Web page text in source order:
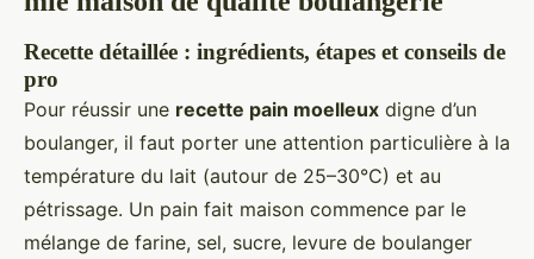
Recette détaillée : ingrédients, étapes et conseils de
pro
Pour réussir une recette pain moelleux digne d’un
boulanger, il faut porter une attention particulière à la
température du lait (autour de 25–30°C) et au
pétrissage. Un pain fait maison commence par le
mélange de farine, sel, sucre, levure de boulanger